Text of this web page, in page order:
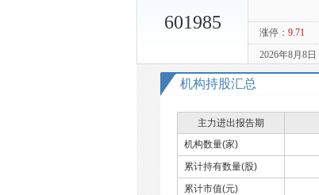
601985